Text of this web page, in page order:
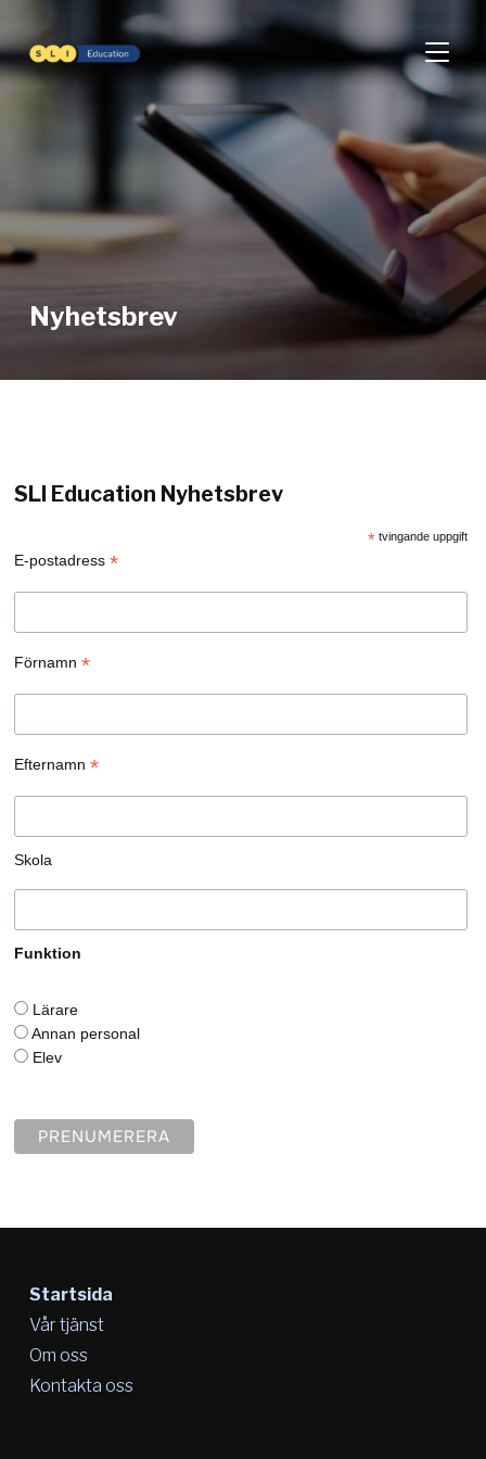
SLÅ
Nyhetsbrev
SLI Education Nyhetsbrev
*tvingande uppgift
E-postadress*
Förnamn*
Efternamn*
Skola
Funktion
Lärare
Annan personal
Elev
Startsida
Vår tjänst
Om oss
Kontakta oss